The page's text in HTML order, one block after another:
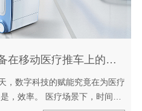
佳维视医疗系列工控设备在移动医疗推车上的应用
，数字科技的赋能究竟在为医疗
效率。 医疗场景下，时间是